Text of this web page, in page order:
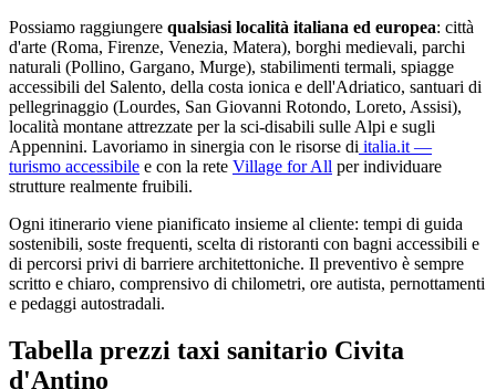
Possiamo raggiungere qualsiasi località italiana ed europea: città
d'arte (Roma, Firenze, Venezia, Matera), borghi medievali, parchi
naturali (Pollino, Gargano, Murge), stabilimenti termali, spiagge
accessibili del Salento, della costa ionica e dell'Adriatico, santuari di
pellegrinaggio (Lourdes, San Giovanni Rotondo, Loreto, Assisi),
località montane attrezzate per la sci-disabili sulle Alpi e sugli
Appennini. Lavoriamo in sinergia con le risorse di italia.it —
turismo accessibile e con la rete Village for All per individuare
strutture realmente fruibili.
Ogni itinerario viene pianificato insieme al cliente: tempi di guida
sostenibili, soste frequenti, scelta di ristoranti con bagni accessibili e
di percorsi privi di barriere architettoniche. Il preventivo è sempre
scritto e chiaro, comprensivo di chilometri, ore autista, pernottamenti
e pedaggi autostradali.
Tabella prezzi taxi sanitario Civita
d'Antino